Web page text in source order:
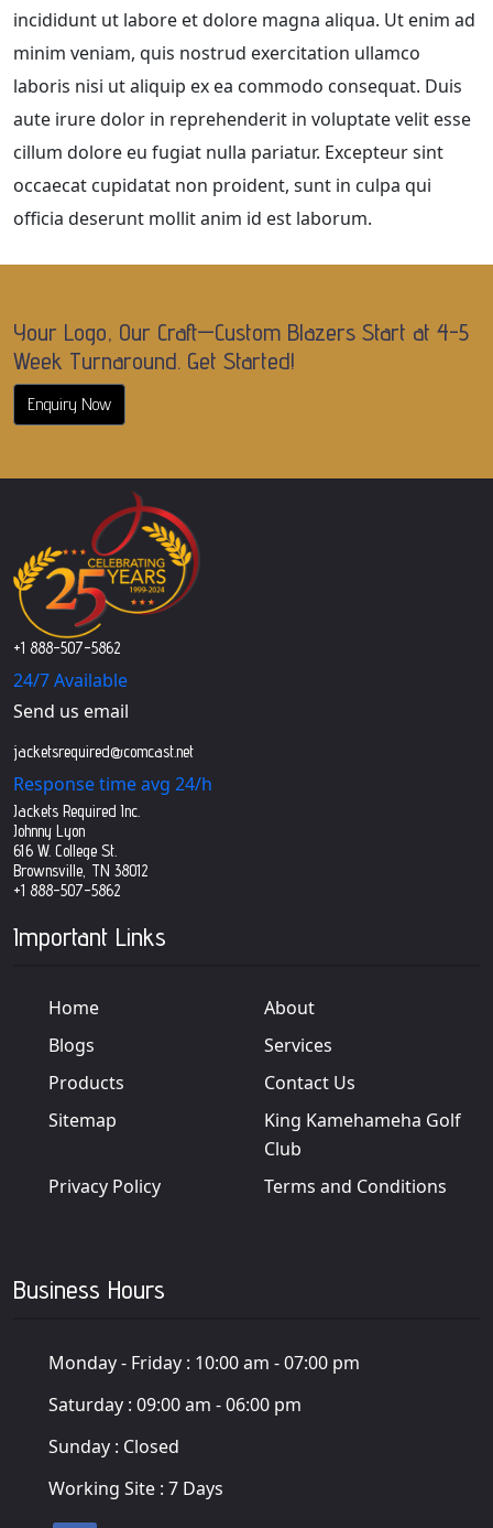
incididunt ut labore et dolore magna aliqua. Ut enim ad
minim veniam, quis nostrud exercitation ullamco
laboris nisi ut aliquip ex ea commodo consequat. Duis
aute irure dolor in reprehenderit in voluptate velit esse
cillum dolore eu fugiat nulla pariatur. Excepteur sint
occaecat cupidatat non proident, sunt in culpa qui
officia deserunt mollit anim id est laborum.
Your Logo, Our Craft—Custom Blazers Start at 4-5
Week Turnaround. Get Started!
Enquiry Now
+1 888-507-5862
24/7 Available
Send us email
jacketsrequired@comcast.net
Response time avg 24/h
Jackets Required Inc.
Johnny Lyon
616 W. College St.
Brownsville, TN 38012
+1 888-507-5862
Important Links
Home
About
Blogs
Services
Products
Contact Us
Sitemap
King Kamehameha Golf
Club
Privacy Policy
Terms and Conditions
Business Hours
Monday - Friday : 10:00 am - 07:00 pm
Saturday : 09:00 am - 06:00 pm
Sunday : Closed
Working Site : 7 Days